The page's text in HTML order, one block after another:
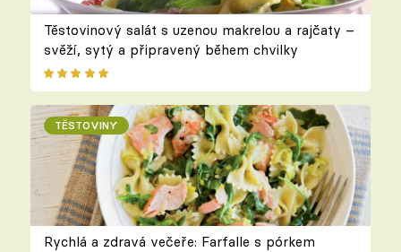
Těstovinový salát s uzenou makrelou a rajčaty –
svěží, sytý a připravený během chvilky
TĚSTOVINY
Rychlá a zdravá večeře: Farfalle s pórkem